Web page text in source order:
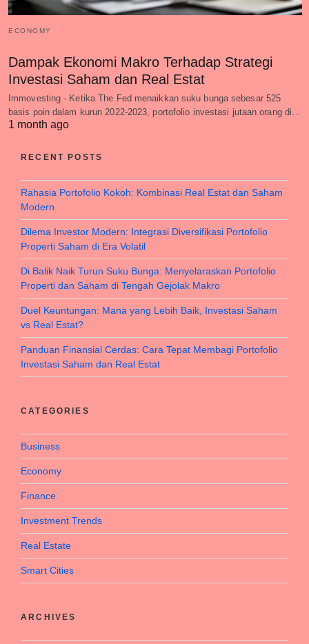
ECONOMY
Dampak Ekonomi Makro Terhadap Strategi
Investasi Saham dan Real Estat
Immovesting - Ketika The Fed menaikkan suku bunga sebesar 525
basis poin dalam kurun 2022-2023, portofolio investasi jutaan orang di…
1 month ago
RECENT POSTS
Rahasia Portofolio Kokoh: Kombinasi Real Estat dan Saham
Modern
Dilema Investor Modern: Integrasi Diversifikasi Portofolio
Properti Saham di Era Volatil
Di Balik Naik Turun Suku Bunga: Menyelaraskan Portofolio
Properti dan Saham di Tengah Gejolak Makro
Duel Keuntungan: Mana yang Lebih Baik, Investasi Saham
vs Real Estat?
Panduan Finansial Cerdas: Cara Tepat Membagi Portofolio
Investasi Saham dan Real Estat
CATEGORIES
Business
Economy
Finance
Investment Trends
Real Estate
Smart Cities
ARCHIVES